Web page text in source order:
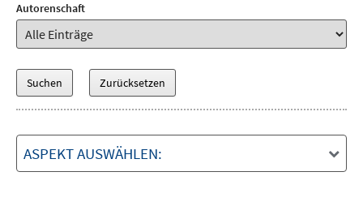
Autorenschaft
ASPEKT AUSWÄHLEN: